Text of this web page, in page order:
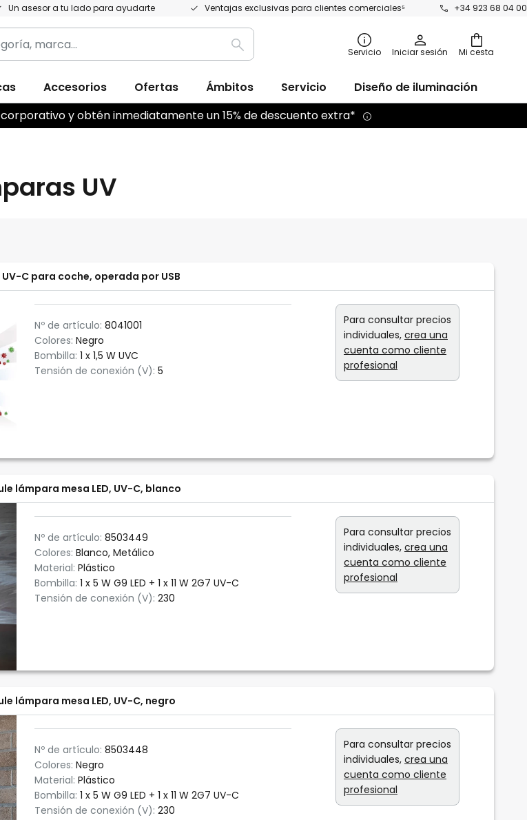
Un asesor a tu lado para ayudarte Ventajas exclusivas para clientes comerciales⁵ +34 923 68 04 00
Mi cesta
Buscar Servicio Iniciar sesión
Accesorios Ofertas Ámbitos Servicio
Diseño de iluminación
y obtén inmediatamente un 15% de descuento extra*
UV
C para coche, operada por USB
Nº de artículo: 8041001
Colores: Negro
Bombilla: 1 x 1,5 W UVC
Tensión de conexión (V): 5
Para consultar precios
individuales, crea una
cuenta como cliente
profesional
lámpara mesa LED, UV-C, blanco
Nº de artículo: 8503449
Colores: Blanco, Metálico
Material: Plástico
Bombilla: 1 x 5 W G9 LED + 1 x 11 W 2G7 UV-C
Tensión de conexión (V): 230
Para consultar precios
individuales, crea una
cuenta como cliente
profesional
lámpara mesa LED, UV-C, negro
Nº de artículo: 8503448
Colores: Negro
Material: Plástico
Bombilla: 1 x 5 W G9 LED + 1 x 11 W 2G7 UV-C
Tensión de conexión (V): 230
Para consultar precios
individuales, crea una
cuenta como cliente
profesional